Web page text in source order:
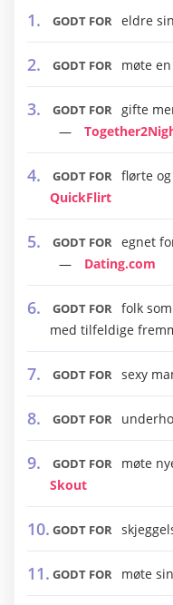
GODT FOR eldre
GODT FOR møte
GODT FOR gifte
GODT FOR flørte
QuickFlirt
GODT FOR egnet
Dating.com
GODT FOR folk
med tilfeldige
GODT FOR sexy
GODT FOR
GODT FOR
møte
Skout
GODT FOR
GODT FOR møte